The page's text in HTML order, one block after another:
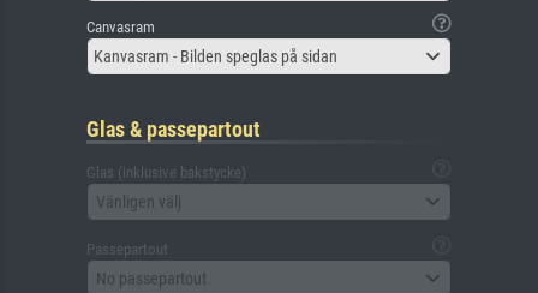
Canvasram
Kanvasram - Bilden speglas på sidan
Glas & passepartout
Glas (inklusive bakstycke)
Vänligen välj
Passepartout
No passepartout